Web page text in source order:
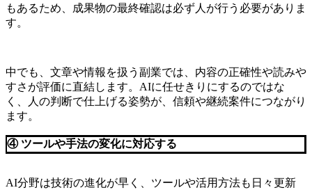
もあるため、成果物の最終確認は必ず人が行う必要がありま
す。
中でも、文章や情報を扱う副業では、内容の正確性や読みや
すさが評価に直結します。AIに任せきりにするのではな
く、人の判断で仕上げる姿勢が、信頼や継続案件につながり
ます。
④ ツールや手法の変化に対応する
AI分野は技術の進化が早く、ツールや活用方法も日々更新